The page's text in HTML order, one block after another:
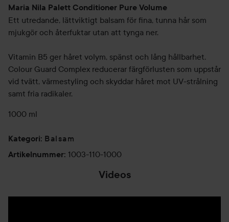
Maria Nila Palett Conditioner Pure Volume
Ett utredande, lättviktigt balsam för fina, tunna hår som
mjukgör och återfuktar utan att tynga ner.
Vitamin B5 ger håret volym, spänst och lång hållbarhet.
Colour Guard Complex reducerar färgförlusten som uppstår
vid tvätt, värmestyling och skyddar håret mot UV-strålning
samt fria radikaler.
1000 ml
Kategori: Balsam
Artikelnummer: 1003-110-1000
Videos